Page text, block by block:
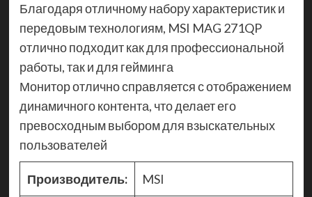
Благодаря отличному набору характеристик и
передовым технологиям, MSI MAG 271QP
отлично подходит как для профессиональной
работы, так и для гейминга
Монитор отлично справляется с отображением
динамичного контента, что делает его
превосходным выбором для взыскательных
пользователей
Производитель: MSI